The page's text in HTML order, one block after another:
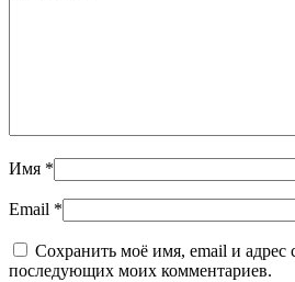
Имя *
Email *
Сохранить моё имя, email и адрес
последующих моих комментариев.